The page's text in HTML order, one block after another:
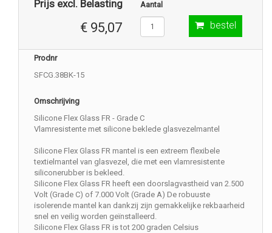
Prijs excl. Belasting
€ 95,07
Aantal
bestel
Prodnr
SFCG.38BK-15
Omschrijving
Silicone Flex Glass FR - Grade C
Vlamresistente met silicone beklede glasvezelmantel
Silicone Flex Glass FR mantel is een extreem flexibele
textielmantel van glasvezel, die met een vlamresistente
siliconerubber is bekleed.
Silicone Flex Glass FR heeft een doorslagvastheid van 2.500
Volt (Grade C) of 7.000 Volt (Grade A) De robuuste
isolerende mantel kan dankzij zijn gemakkelijke rekbaarheid
snel en veilig worden geïnstalleerd.
Silicone Flex Glass FR is tot 200 graden Celsius